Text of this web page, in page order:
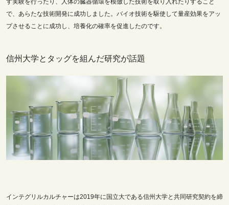
す実験を行ったり、人体の臓器循環を模倣した技術を取り入れたりすること
で、あらたな技術開発に成功しました。バイオ技術を駆使して量産効果をアッ
プさせることに成功し、培養化の確率を促進したのです。
信州大学とタッグを組んだ研究が話題
インテグリルカルチャーは2019年に 国立大である信州大学と共同研究契約を締